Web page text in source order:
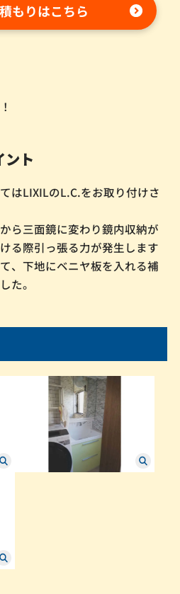
もりはこちら
ント
はLIXILのL.C.をお取り付けさ
ら三面鏡に変わり鏡内収納が
る際引っ張る力が発生します
、下地にベニヤ板を入れる補
た。